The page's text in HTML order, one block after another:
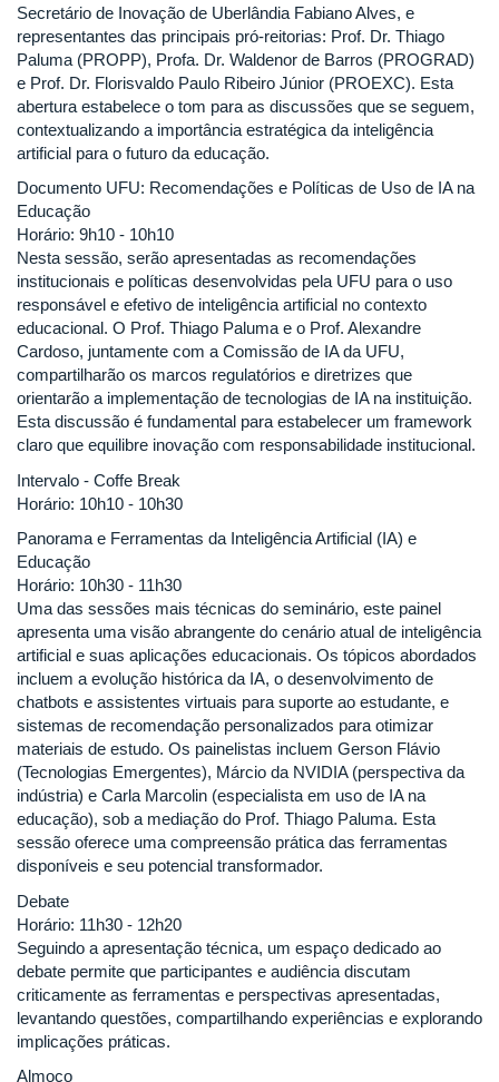
Secretário de Inovação de Uberlândia Fabiano Alves, e
representantes das principais pró-reitorias: Prof. Dr. Thiago
Paluma (PROPP), Profa. Dr. Waldenor de Barros (PROGRAD)
e Prof. Dr. Florisvaldo Paulo Ribeiro Júnior (PROEXC). Esta
abertura estabelece o tom para as discussões que se seguem,
contextualizando a importância estratégica da inteligência
artificial para o futuro da educação.
Documento UFU: Recomendações e Políticas de Uso de IA na
Educação
Horário: 9h10 - 10h10
Nesta sessão, serão apresentadas as recomendações
institucionais e políticas desenvolvidas pela UFU para o uso
responsável e efetivo de inteligência artificial no contexto
educacional. O Prof. Thiago Paluma e o Prof. Alexandre
Cardoso, juntamente com a Comissão de IA da UFU,
compartilharão os marcos regulatórios e diretrizes que
orientarão a implementação de tecnologias de IA na instituição.
Esta discussão é fundamental para estabelecer um framework
claro que equilibre inovação com responsabilidade institucional.
Intervalo - Coffe Break
Horário: 10h10 - 10h30
Panorama e Ferramentas da Inteligência Artificial (IA) e
Educação
Horário: 10h30 - 11h30
Uma das sessões mais técnicas do seminário, este painel
apresenta uma visão abrangente do cenário atual de inteligência
artificial e suas aplicações educacionais. Os tópicos abordados
incluem a evolução histórica da IA, o desenvolvimento de
chatbots e assistentes virtuais para suporte ao estudante, e
sistemas de recomendação personalizados para otimizar
materiais de estudo. Os painelistas incluem Gerson Flávio
(Tecnologias Emergentes), Márcio da NVIDIA (perspectiva da
indústria) e Carla Marcolin (especialista em uso de IA na
educação), sob a mediação do Prof. Thiago Paluma. Esta
sessão oferece uma compreensão prática das ferramentas
disponíveis e seu potencial transformador.
Debate
Horário: 11h30 - 12h20
Seguindo a apresentação técnica, um espaço dedicado ao
debate permite que participantes e audiência discutam
criticamente as ferramentas e perspectivas apresentadas,
levantando questões, compartilhando experiências e explorando
implicações práticas.
Almoço